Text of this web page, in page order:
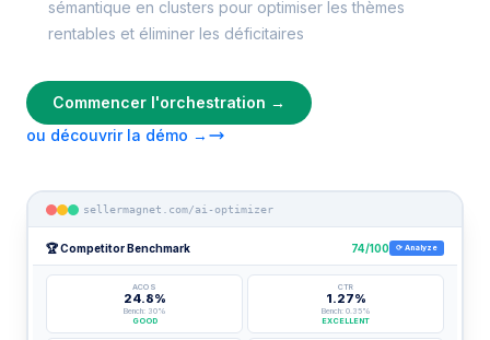
sémantique en clusters pour optimiser les thèmes
rentables et éliminer les déficitaires
Commencer l'orchestration →
ou découvrir la démo →
sellermagnet.com/ai-optimizer
🏆 Competitor Benchmark 74/100 ⟳ Analyze
ACOS
24.8%
Bench: 30%
GOOD
CTR
1.27%
Bench: 0.35%
EXCELLENT